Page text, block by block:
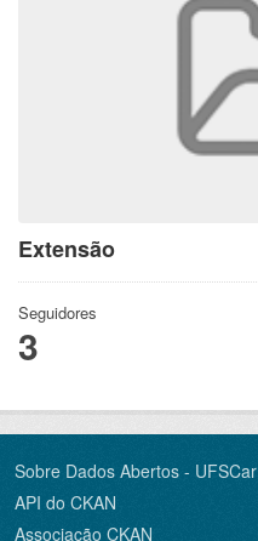
Extensão
Seguidores
3
Sobre Dados Abertos - UFSCar
API do CKAN
Associação CKAN